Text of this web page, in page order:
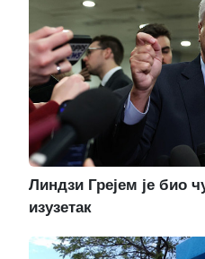
Линдзи Грејем је био
изузетак